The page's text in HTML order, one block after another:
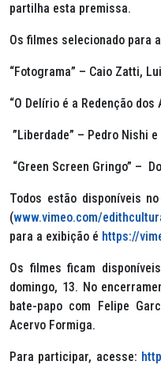
partilha esta premissa.
Os filmes selecionado para
“Fotograma” – Caio Zatti,
“O Delírio é a Redenção
”Liberdade” – Pedro Nishi
“Green Screen Gringo” –
Todos estão disponíveis
(www.vimeo.com/
para a exibição é https://
Os filmes ficam
domingo, 13. No
bate-papo com Felipe
Acervo Formiga.
Para participar, acesse: